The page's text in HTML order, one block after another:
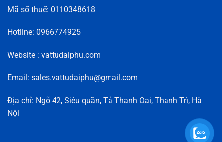
Mã số thuế: 0110348618
Hotline: 0966774925
Website : vattudaiphu.com
Email: sales.vattudaiphu@gmail.com
Địa chỉ: Ngõ 42, Siêu quần, Tả Thanh Oai, Thanh Trì, Hà
Nội